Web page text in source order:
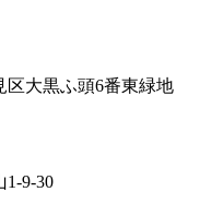
区大黒ふ頭6番東緑地
1-9-30